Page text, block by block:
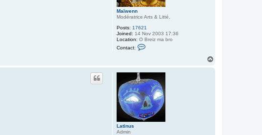
Maïwenn
Modératrice Arts & Litté.
Posts: 17621
Joined: 14 Nov 2003 17:36
Location: O Breiz ma bro
Contact:
a
c
t
M
a
ï
w
e
n
n
Latinus
Admin